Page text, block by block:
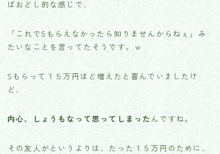
ばおどし的な感じで、
「これでSもらえなかったら知りませんからねぇ」み
たいなことを言ってたそうです。ｗ
Sもらって１５万円ほど増えたと喜んでいましたけ
ど、
内心、しょうもなって思ってしまった んですね。
その友人がというよりは、たった１５万円のために、